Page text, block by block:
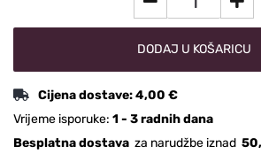
DODAJ U KOŠARICU
Cijena dostave:4,00 €
Vrijeme isporuke: 1 - 3 radnih dana
Besplatna dostava za narudžbe iznad